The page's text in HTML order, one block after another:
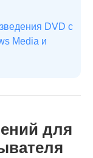
DVD с
Media и
для